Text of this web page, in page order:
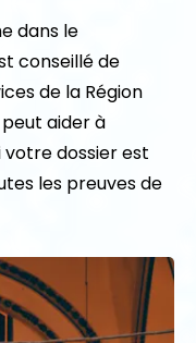
dans le
conseillé de
de la Région
aider à
dossier est
les preuves de